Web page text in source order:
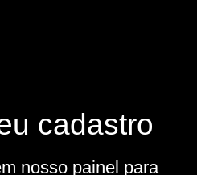
cadastro
nosso painel para